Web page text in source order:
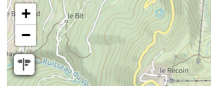
+
−